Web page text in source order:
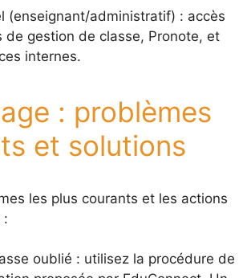
(enseignant/administratif) : accès
de gestion de classe, Pronote, et
internes.
: problèmes
et solutions
les plus courants et les actions
:
oublié : utilisez la procédure de